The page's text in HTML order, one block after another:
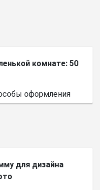
комнате: 50
оформления
для дизайна